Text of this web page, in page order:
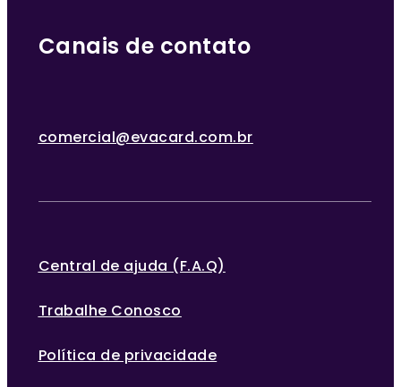
Canais de contato
comercial@evacard.com.br
Central de ajuda (F.A.Q)
Trabalhe Conosco
Política de privacidade